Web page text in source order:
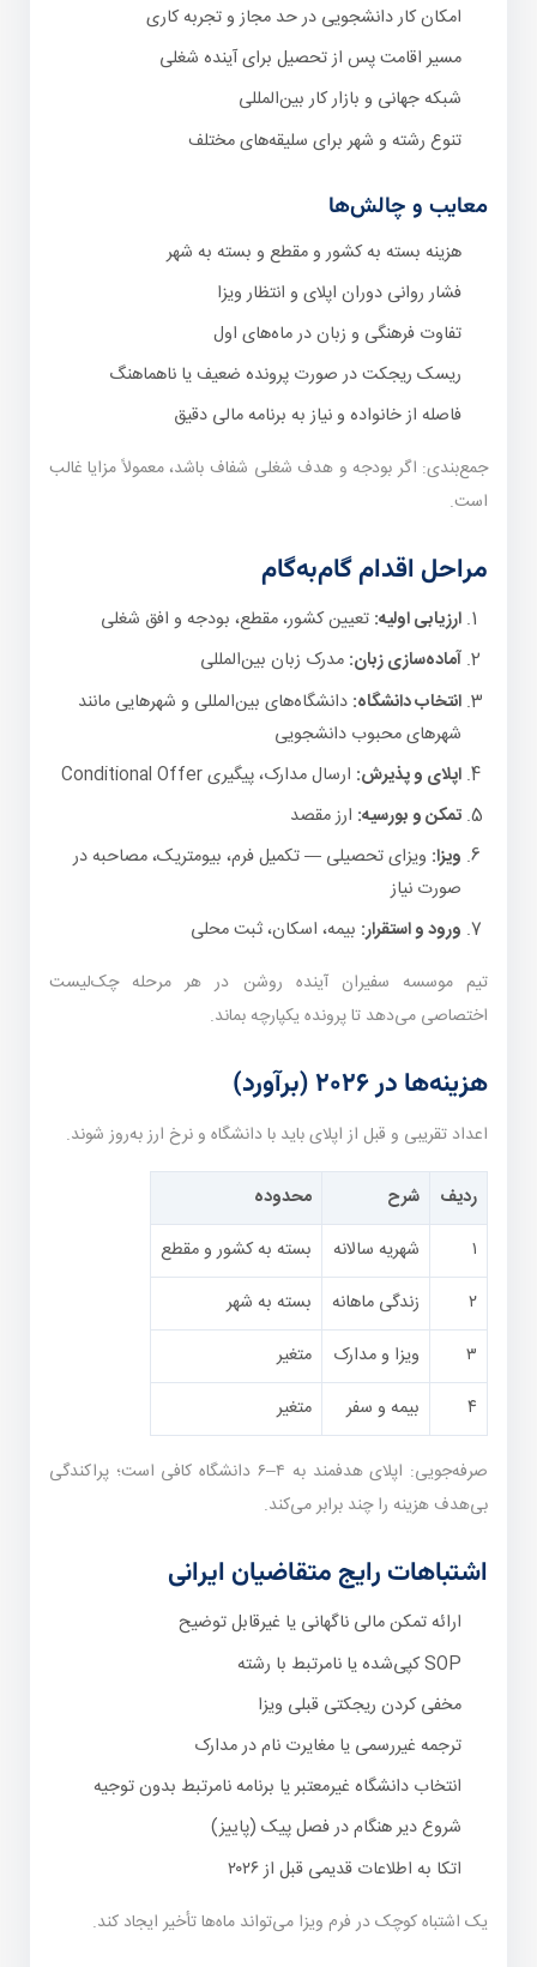
امکان کار دانشجویی در حد مجاز و تجربه کاری
مسیر اقامت پس از تحصیل برای آینده شغلی
شبکه جهانی و بازار کار بین‌المللی
تنوع رشته و شهر برای سلیقه‌های مختلف
معایب و چالش‌ها
هزینه بسته به کشور و مقطع و بسته به شهر
فشار روانی دوران اپلای و انتظار ویزا
تفاوت فرهنگی و زبان در ماه‌های اول
ریسک ریجکت در صورت پرونده ضعیف یا ناهماهنگ
فاصله از خانواده و نیاز به برنامه مالی دقیق
جمع‌بندی: اگر بودجه و هدف شغلی شفاف باشد، معمولاً مزایا غالب
است.
مراحل اقدام گام‌به‌گام
ارزیابی اولیه: تعیین کشور، مقطع، بودجه و افق شغلی
آماده‌سازی زبان: مدرک زبان بین‌المللی
انتخاب دانشگاه: دانشگاه‌های بین‌المللی و شهرهایی مانند
شهرهای محبوب دانشجویی
اپلای و پذیرش: ارسال مدارک، پیگیری Conditional Offer
تمکن و بورسیه: ارز مقصد
ویزا: ویزای تحصیلی — تکمیل فرم، بیومتریک، مصاحبه در
صورت نیاز
ورود و استقرار: بیمه، اسکان، ثبت محلی
تیم موسسه سفیران آینده روشن در هر مرحله چک‌لیست
اختصاصی می‌دهد تا پرونده یکپارچه بماند.
هزینه‌ها در ۲۰۲۶ (برآورد)
اعداد تقریبی و قبل از اپلای باید با دانشگاه و نرخ ارز به‌روز شوند.
ردیف شرح
محدوده
۱
شهریه سالانه
بسته به کشور و مقطع
۲
زندگی ماهانه
بسته به شهر
۳
ویزا و مدارک
متغیر
۴
بیمه و سفر متغیر
صرفه‌جویی: اپلای هدفمند به ۴–۶ دانشگاه کافی است؛ پراکندگی
بی‌هدف هزینه را چند برابر می‌کند.
اشتباهات رایج متقاضیان ایرانی
ارائه تمکن مالی ناگهانی یا غیرقابل توضیح
SOP کپی‌شده یا نامرتبط با رشته
مخفی کردن ریجکتی قبلی ویزا
ترجمه غیررسمی یا مغایرت نام در مدارک
انتخاب دانشگاه غیرمعتبر یا برنامه نامرتبط بدون توجیه
شروع دیر هنگام در فصل پیک (پاییز)
اتکا به اطلاعات قدیمی قبل از ۲۰۲۶
یک اشتباه کوچک در فرم ویزا می‌تواند ماه‌ها تأخیر ایجاد کند.